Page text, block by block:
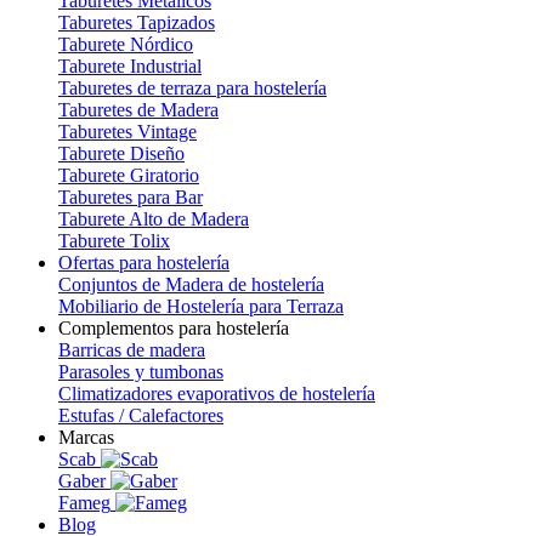
Taburetes Tapizados
Taburete Nórdico
Taburete Industrial
Taburetes de terraza para hostelería
Taburetes de Madera
Taburetes Vintage
Taburete Diseño
Taburete Giratorio
Taburetes para Bar
Taburete Alto de Madera
Taburete Tolix
Ofertas para hostelería
Conjuntos de Madera de hostelería
Mobiliario de Hostelería para Terraza
Complementos para hostelería
Barricas de madera
Parasoles y tumbonas
Climatizadores evaporativos de hostelería
Estufas / Calefactores
Marcas
Scab
Gaber
Fameg
Blog